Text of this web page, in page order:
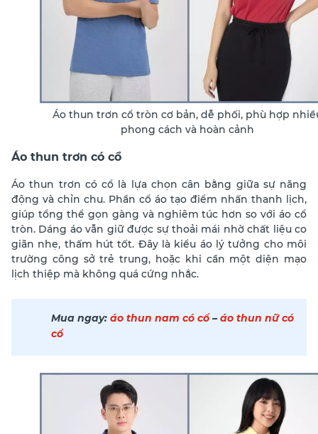
Áo thun trơn cổ tròn cơ bản, dễ phối, phù hợp
phong cách và hoàn cảnh
Áo thun trơn có cổ
Áo thun trơn có cổ là lựa chọn cân bằng giữa sự năng
động và chỉn chu. Phần cổ áo tạo điểm nhấn thanh lịch,
giúp tổng thể gọn gàng và nghiêm túc hơn so với áo cổ
tròn. Dáng áo vẫn giữ được sự thoải mái nhờ chất liệu co
giãn nhẹ, thấm hút tốt. Đây là kiểu áo lý tưởng cho môi
trường công sở trẻ trung, hoặc khi cần một diện mạo
lịch thiệp mà không quá cứng nhắc.
Mua ngay: áo thun nam có cổ – áo thun nữ có
cổ